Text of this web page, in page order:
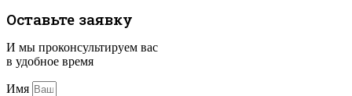
Оставьте заявку
И мы проконсультируем вас
в удобное время
Имя